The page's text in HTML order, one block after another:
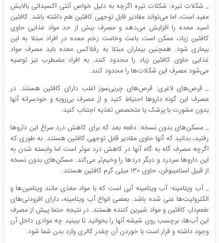
_ شکلات تیره: شکلات تیره اگرچه به دلیل خواص آنتی اکسیدانی بالایش
مفید است، اما می‌تواند مقادیر قابل توجهی کافئین هم داشته باشد. کافئین
اسید معده را افزایش می‌دهد و مصرف بیش از حد مواد غذایی حاوی
کافئین زیاد، ممکن است باعث وخامت زخم‌ معده در افراد مبتلا به این
بیماری شود. همچنین بیماران مبتلا به رفلاکس معده باید مصرف مواد
غذایی حاوی کافئین زیاد را محدود کنند. به افراد مضطرب نیز توصیه
می‌شود مصرف این شکلات‌ها را محدود کنند.
_ قرص‌های لاغری: قرص‌های چربی‌سوز اغلب دارای کافئین هستند. در
مصرف این گونه داروها احتیاط کنید و از مصرف بی‌رویه و خودسرانه آنها
بدون مشورت با پزشک یا متخصص تغذیه اجتناب کنید.
_ مسکن‌های بدون نسخه: دفعه بعد که برای کاهش درد سراغ این داروها
رفتید، بدانید که آنها حاوی مقادیر قابل توجهی کافئین هستند. به طوری که
اگرچه مصرف گاه به گاه آنها در کاهش درد موثر است اما وابسته شدن به
این داروها سردرد و دیگر دردها را وخیم‌تر می‌کند. مسکن‌های بدون نسخه
از قبیل استامینوفن، حاوی ۱۳۰ میلی گرم کافئین هستند.
_ آب ویتامینه: آب ویتامینه آبی است که با مواد مغذی مانند ویتامین‌ها و
الکترولیت‌ها غنی شده باشد. بعضی انواع آب ویتامینه، دارای افزودنی‌های
طعم‌دار، کافئین و مواد شیرین کننده هستند. در نتیجه حتما پیش از مصرف
این آب‌ها، برچسب روی شیشه آنها را بخوانید تا ببینید چه موادی داخل آن
وجود داشته و قرار است با خوردن آن چقدر کالری وارد بدن شما شود.